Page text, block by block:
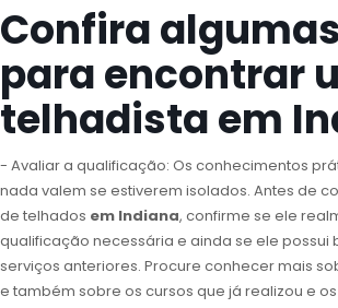
Confira
para encontrar
telhadista em
- Avaliar a qualificação: Os conhecimentos
nada valem se estiverem isolados. Antes de
de telhados em Indiana, confirme se ele
qualificação necessária e ainda se ele possui
serviços anteriores. Procure conhecer mais
e também sobre os cursos que já realizou e